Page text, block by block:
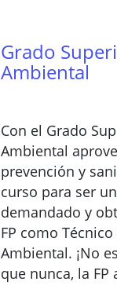
Grado
Ambiental
Con el Grado
Ambiental
prevención y
curso para ser
demandado y
FP como
Ambiental. ¡No
que nunca, la FP